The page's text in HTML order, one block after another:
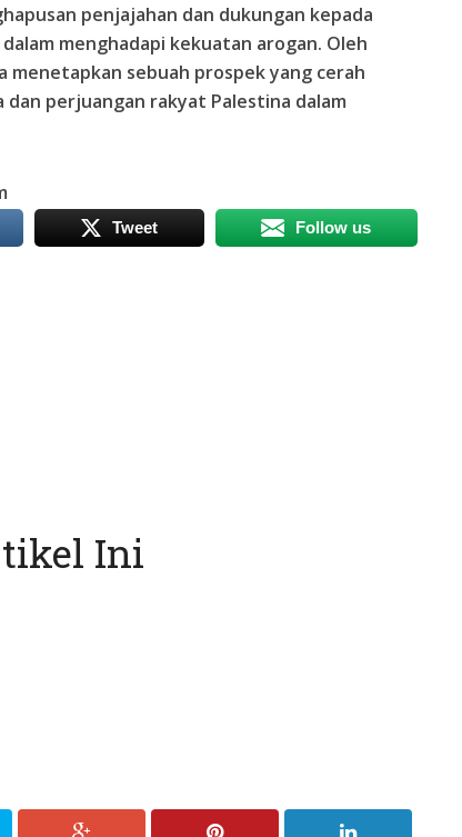
penjajahan dan dukungan kepada
menghadapi kekuatan arogan. Oleh
menetapkan sebuah prospek yang cerah
perjuangan rakyat Palestina dalam
Tweet Follow us
Ini